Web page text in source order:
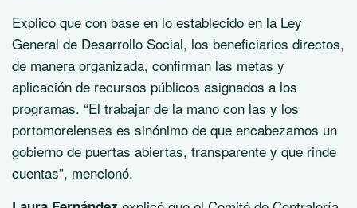
Explicó que con base en lo establecido en la Ley
General de Desarrollo Social, los beneficiarios directos,
de manera organizada, confirman las metas y
aplicación de recursos públicos asignados a los
programas. “El trabajar de la mano con las y los
portomorelenses es sinónimo de que encabezamos un
gobierno de puertas abiertas, transparente y que rinde
cuentas”, mencionó.